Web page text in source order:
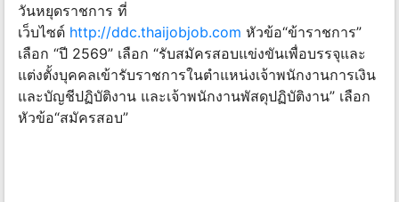
วันหยุดราชการ ที่
เว็บไซต์ http://ddc.thaijobjob.com หัวข้อ“ข้าราชการ”
เลือก “ปี 2569” เลือก “รับสมัครสอบแข่งขันเพื่อบรรจุและ
แต่งตั้งบุคคลเข้ารับราชการในตำแหน่งเจ้าพนักงานการเงิน
และบัญชีปฏิบัติงาน และเจ้าพนักงานพัสดุปฏิบัติงาน” เลือก
หัวข้อ“สมัครสอบ”